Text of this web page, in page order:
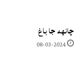
چانهه جا باغ
08-03-2024